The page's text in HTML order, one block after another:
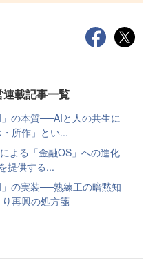
載記事一覧
の本質──AIと人の共生に
所作」とい...
よる「金融OS」への進化
提供する...
の実装──熟練工の暗黙知
再興の処方箋